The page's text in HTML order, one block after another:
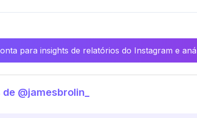
para insights de relatórios do Instagram e
@jamesbrolin_